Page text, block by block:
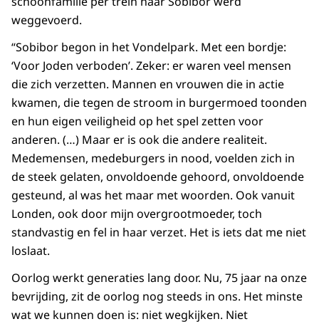
weggevoerd.
“Sobibor begon in het Vondelpark. Met een bordje:
‘Voor Joden verboden’. Zeker: er waren veel mensen
die zich verzetten. Mannen en vrouwen die in actie
kwamen, die tegen de stroom in burgermoed toonden
en hun eigen veiligheid op het spel zetten voor
anderen. (…) Maar er is ook die andere realiteit.
Medemensen, medeburgers in nood, voelden zich in
de steek gelaten, onvoldoende gehoord, onvoldoende
gesteund, al was het maar met woorden. Ook vanuit
Londen, ook door mijn overgrootmoeder, toch
standvastig en fel in haar verzet. Het is iets dat me niet
loslaat.
Oorlog werkt generaties lang door. Nu, 75 jaar na onze
bevrijding, zit de oorlog nog steeds in ons. Het minste
wat we kunnen doen is: niet wegkijken. Niet